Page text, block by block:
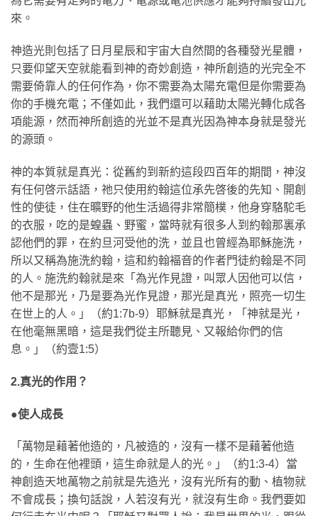
來。
神造光則包括了日月星辰和宇宙大自然間的各種發光星體，
只要仰望天空就能看到神的奇妙創造，神所創造的光完全不
需要倚靠人的任何作為，你不需要為太陽充電但是你需要為
你的手機充電；不僅如此，我們還可以藉助太陽光轉化成各
項能源，然而神所創造的光並不是真光因為神本身就是發光
的源頭。
神的本質就是真光：從舊約到新約這段四百年的期間，神沒
有任何啓示話語，祂只使用約翰這位承先啓後的先知、開創
性的使徒，住在曠野的他生活過得非常簡樸，他身穿駱駝毛
的衣服，吃的是蝗蟲、野蜜，當時就有很多人到約翰那裏承
認他們的罪，在約旦河受他的洗，並且也曾經為耶穌施洗，
所以又稱為施洗約翰，這和約翰褔音的作者門徒約翰是不同
的人。施洗約翰就是來「為光作見證，叫眾人因他可以信，
他不是那光，乃是要為光作見證，那光是真光，照亮一切生
在世上的人。」（約1:7b-9）耶穌就是真光，「神就是光，
在他毫無黑暗，這是我們從主所聽見、又報給你們的信
息。」（約壹1:5）
2.真光的作用？
●使人成長
「萬物是藉著他造的，凡被造的，沒有一樣不是藉著他造
的，生命在他裡頭，這生命就是人的光。」（約1:3-4）當
神創造天地萬物之前就是先造光，沒有光所有的動、植物就
不會成長；換句話說，人若沒有光，就沒有生命。我們要如